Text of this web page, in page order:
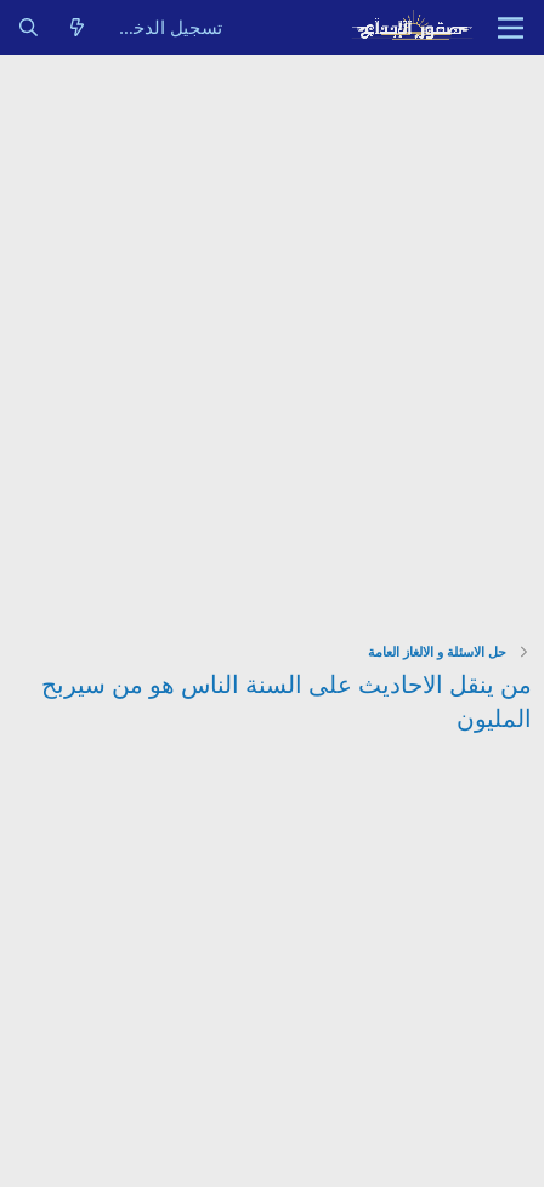
تسجيل الدخول
حل الاسئلة و الالغاز العامة
من ينقل الاحاديث على السنة الناس هو من سيربح
المليون